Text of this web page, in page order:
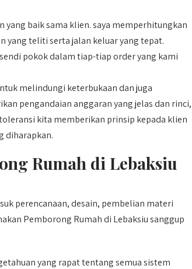
yang baik sama klien. saya memperhitungkan
yang teliti serta jalan keluar yang tepat.
pokok dalam tiap-tiap order yang kami
melindungi keterbukaan dan juga
pengandaian anggaran yang jelas dan rinci,
kita memberikan prinsip kepada klien
diharapkan.
Rumah di Lebaksiu
perencanaan, desain, pembelian materi
Pemborong Rumah di Lebaksiu sanggup
yang rapat tentang semua sistem